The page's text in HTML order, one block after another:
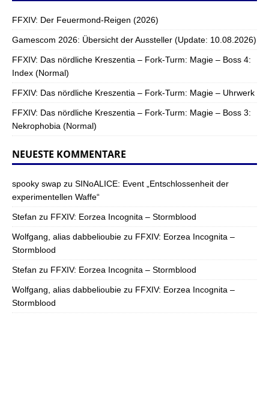
FFXIV: Der Feuermond-Reigen (2026)
Gamescom 2026: Übersicht der Aussteller (Update: 10.08.2026)
FFXIV: Das nördliche Kreszentia – Fork-Turm: Magie – Boss 4:
Index (Normal)
FFXIV: Das nördliche Kreszentia – Fork-Turm: Magie – Uhrwerk
FFXIV: Das nördliche Kreszentia – Fork-Turm: Magie – Boss 3:
Nekrophobia (Normal)
NEUESTE KOMMENTARE
spooky swap zu SINoALICE: Event „Entschlossenheit der
experimentellen Waffe“
Stefan zu FFXIV: Eorzea Incognita – Stormblood
Wolfgang, alias dabbelioubie zu FFXIV: Eorzea Incognita –
Stormblood
Stefan zu FFXIV: Eorzea Incognita – Stormblood
Wolfgang, alias dabbelioubie zu FFXIV: Eorzea Incognita –
Stormblood